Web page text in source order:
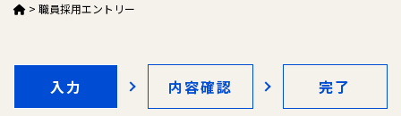
> 職員採用エントリー
入力 内容確認 完了